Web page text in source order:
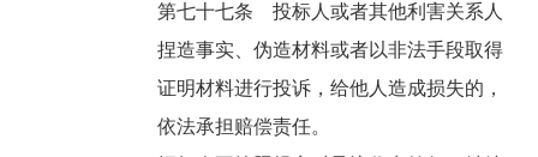
第七十七条 投标人或者其他利害关系人
捏造事实、伪造材料或者以非法手段取得
证明材料进行投诉，给他人造成损失的，
依法承担赔偿责任。